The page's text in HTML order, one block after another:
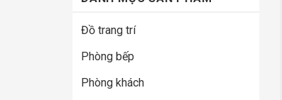
Đồ trang trí
Phòng bếp
Phòng khách